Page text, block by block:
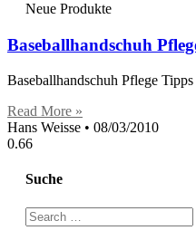
Neue Produkte
Baseballhandschuh
Baseballhandschuh Pflege
Read More »
Hans Weisse
08/03/2010
Suche
Search
for: